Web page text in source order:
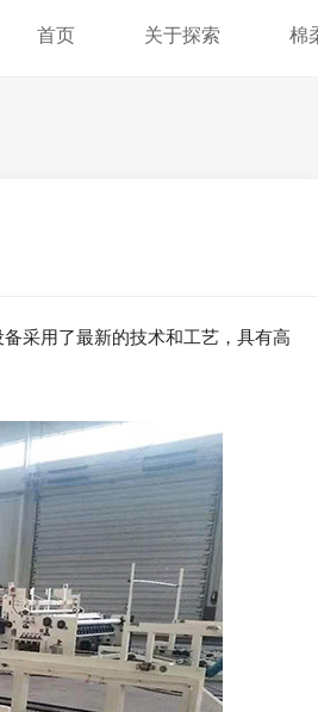
首页 关于探索 棉
采用了最新的技术和工艺，具有高